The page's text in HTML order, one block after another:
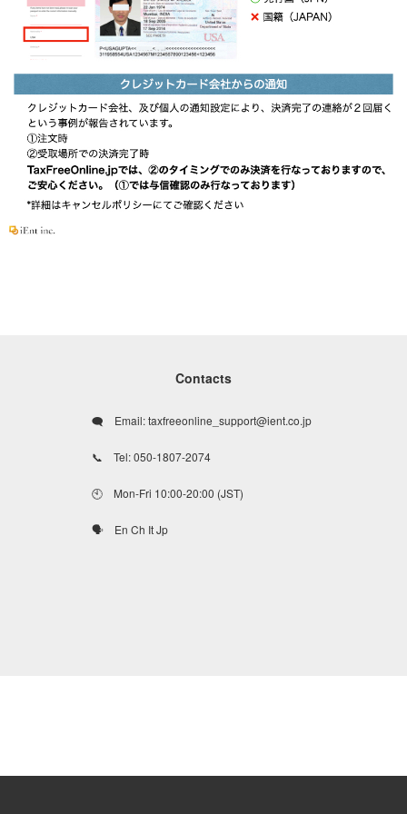
Contacts
🗨 Email: taxfreeonline_support@ient.co.jp
📞 Tel: 050-1807-2074
🕙 Mon-Fri 10:00-20:00 (JST)
🗣 En Ch It Jp